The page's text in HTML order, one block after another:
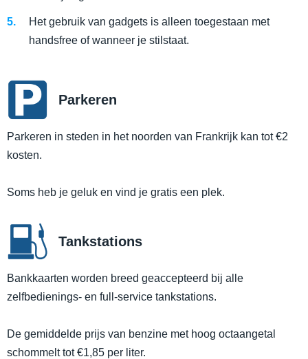
Het gebruik van gadgets is alleen toegestaan met
handsfree of wanneer je stilstaat.
Parkeren
Parkeren in steden in het noorden van Frankrijk kan tot €2
kosten.
Soms heb je geluk en vind je gratis een plek.
Tankstations
Bankkaarten worden breed geaccepteerd bij alle
zelfbedienings- en full-service tankstations.
De gemiddelde prijs van benzine met hoog octaangetal
schommelt tot €1,85 per liter.